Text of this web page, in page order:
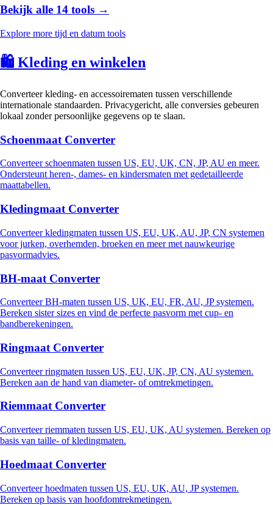
Bekijk alle 14 tools →
Explore more tijd en datum tools
🛍️ Kleding en winkelen
Converteer kleding- en accessoirematen tussen verschillende
internationale standaarden. Privacygericht, alle conversies gebeuren
lokaal zonder persoonlijke gegevens op te slaan.
Schoenmaat Converter
Converteer schoenmaten tussen US, EU, UK, CN, JP, AU en meer.
Ondersteunt heren-, dames- en kindersmaten met gedetailleerde
maattabellen.
Kledingmaat Converter
Converteer kledingmaten tussen US, EU, UK, AU, JP, CN systemen
voor jurken, overhemden, broeken en meer met nauwkeurige
pasvormadvies.
BH-maat Converter
Converteer BH-maten tussen US, UK, EU, FR, AU, JP systemen.
Bereken sister sizes en vind de perfecte pasvorm met cup- en
bandberekeningen.
Ringmaat Converter
Converteer ringmaten tussen US, EU, UK, JP, CN, AU systemen.
Bereken aan de hand van diameter- of omtrekmetingen.
Riemmaat Converter
Converteer riemmaten tussen US, EU, UK, AU systemen. Bereken op
basis van taille- of kledingmaten.
Hoedmaat Converter
Converteer hoedmaten tussen US, EU, UK, AU, JP systemen.
Bereken op basis van hoofdomtrekmetingen.